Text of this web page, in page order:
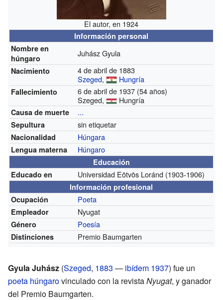
El autor, en 1924
Información personal
Nombre en
húngaro
Juhász Gyula
Nacimiento
4 de abril de 1883
Szeged, Hungría
Fallecimiento
6 de abril de 1937 (54 años)
Szeged,
Hungría
Causa de muerte ...
Sepultura sin etiquetar
Nacionalidad Húngara
Lengua materna Húngaro
Educación
Educado en
Universidad Eötvös Loránd (1903-1906)
Información profesional
Ocupación
Poeta
Empleador Nyugat
Género Poesía
Distinciones Premio Baumgarten
Gyula Juhász (Szeged, 1883 — ibídem 1937) fue un
poeta húngarovinculado con la revistaNyugat, y ganador
del Premio Baumgarten.